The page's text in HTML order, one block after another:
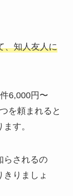
、知人友人に
6,000円〜
を頼まれると
す。
らされるの
りましょ